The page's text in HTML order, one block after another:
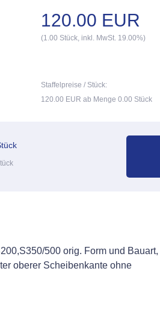
120.00 EUR
(1.00 Stück, inkl. MwSt. 19.00%)
Staffelpreise / Stück:
120.00 EUR ab Menge 0.00 Stück
500 orig. Form und Bauart,
oberer Scheibenkante ohne